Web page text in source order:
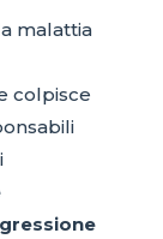
malattia
colpisce